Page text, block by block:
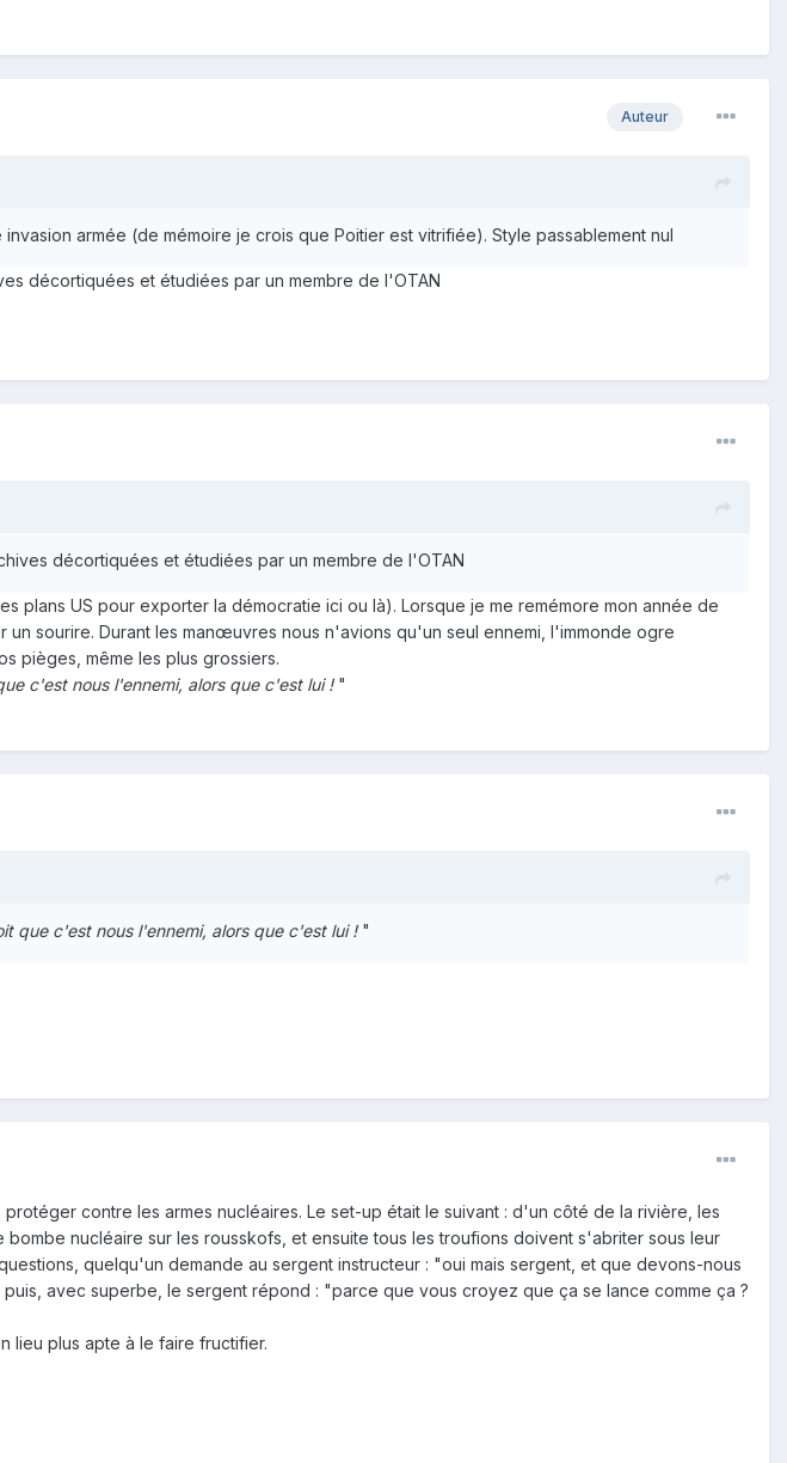
Auteur
armée (de mémoire je crois que Poitier est vitrifiée). Style passablement nul
décortiquées et étudiées par un membre de l'OTAN
décortiquées et étudiées par un membre de l'OTAN
plans US pour exporter la démocratie ici ou là). Lorsque je me remémore mon année de
sourire. Durant les manœuvres nous n'avions qu'un seul ennemi, l'immonde ogre
pièges, même les plus grossiers.
c'est nous l'ennemi, alors que c'est lui !"
que c'est nous l'ennemi, alors que c'est lui !"
contre les armes nucléaires. Le set-up était le suivant : d'un côté de la rivière, les
nucléaire sur les rousskofs, et ensuite tous les troufions doivent s'abriter sous leur
quelqu'un demande au sergent instructeur : "oui mais sergent, et que devons-nous
avec superbe, le sergent répond : "parce que vous croyez que ça se lance comme ça ?
lieu plus apte à le faire fructifier.